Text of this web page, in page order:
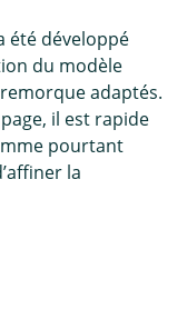
été développé
du modèle
adaptés.
il est rapide
pourtant
la